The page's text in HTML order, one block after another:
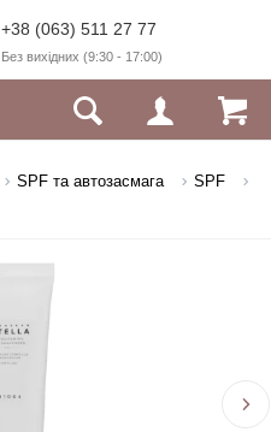
+38 (063) 511 27 77
Без вихідних (9:30 - 17:00)
SPF та автозасмага SPF